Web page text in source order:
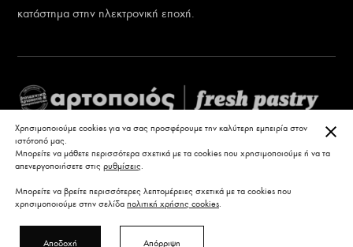
κατάστημα στην ηλεκτρονική εποχή.
Χρησιμοποιούμε cookies για να σας προσφέρουμε την καλύτερη εμπειρία στον
ιστότοπό μας.
Μπορείτε να μάθετε περισσότερα σχετικά με τα cookies που χρησιμοποιούμε ή να τα
απενεργοποιήσετε στις ρυθμίσεις.
Μπορείτε να βρείτε περισσότερες λεπτομέρειες σχετικά με τα cookies που
χρησιμοποιούμε στην σελίδα πολιτική χρήσης cookies.
Αποδοχή Απόρριψη